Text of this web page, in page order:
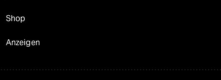
Shop
Anzeigen